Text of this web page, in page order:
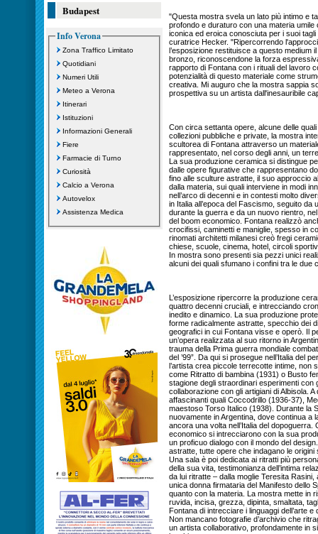
Budapest
Info Verona
Zona Traffico Limitato
Quotidiani
Numeri Utili
Meteo a Verona
Itinerari
Istituzioni
Informazioni Generali
Fiere
Farmacie di Turno
Curiosità
Calcio a Verona
Autovelox
Assistenza Medica
"Questa mostra svela un lato più intimo e
profondo e duraturo con una materia
iconica ed eroica conosciuta per i suoi
curatrice Hecker. "Ripercorrendo
l’esposizione restituisce a questo medium
bronzo, riconoscendone la forza
rapporto di Fontana con i rituali del lavoro
potenzialità di questo materiale come
creativa. Mi auguro che la mostra sappia
prospettiva su un artista dall'inesauribile
Con circa settanta opere, alcune delle
collezioni pubbliche e private, la mostra
scultorea di Fontana attraverso un
rappresentato, nel corso degli anni, un
La sua produzione ceramica si distingue
dalle opere figurative che rappresentano
fino alle sculture astratte, il suo approccio
dalla materia, sui quali interviene in modi
nell’arco di decenni e in contesti molto
in Italia all’epoca del Fascismo, seguito da
durante la guerra e da un nuovo rientro,
del boom economico. Fontana realizzò
crocifissi, caminetti e maniglie, spesso in
rinomati architetti milanesi creò fregi
chiese, scuole, cinema, hotel, circoli
In mostra sono presenti sia pezzi unici
alcuni dei quali sfumano i confini tra le due
L’esposizione ripercorre la produzione
quattro decenni cruciali, e intrecciando
inedito e dinamico. La sua produzione
forme radicalmente astratte, specchio dei
geografici in cui Fontana visse e operò. Il
un’opera realizzata al suo ritorno in
trauma della Prima guerra mondiale
del ’99”. Da qui si prosegue nell’Italia del
l’artista crea piccole terrecotte intime, non
come Ritratto di bambina (1931) o Busto
stagione degli straordinari esperimenti con
collaborazione con gli artigiani di Albisola.
affascinanti quali Coccodrillo (1936-37),
maestoso Torso Italico (1938). Durante la
nuovamente in Argentina, dove continua a
ancora una volta nell’Italia del
economico si intrecciarono con la sua
un proficuo dialogo con il mondo del
astratte, tutte opere che indagano le
Una sala è poi dedicata ai ritratti più
della sua vita, testimonianza dell’intima
da lui ritratte – dalla moglie Teresita
unica donna firmataria del Manifesto dello
quanto con la materia. La mostra mette in
ruvida, incisa, grezza, dipinta, smaltata,
Fontana di intrecciare i linguaggi dell’arte e
Non mancano fotografie d’archivio che
un artista collaborativo, profondamente in